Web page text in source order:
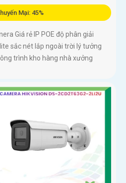
Mại: 45%
Giá rẻ IP POE độ phân giải
sắc nét lắp ngoài trời lý tưởng
trình kho hàng nhà xưởng